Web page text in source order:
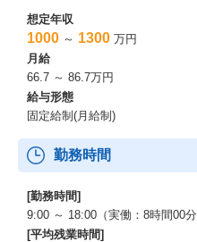
イオンネクストの挑戦を支える
イオンネクストの挑戦は、イオ
先端のテクノロジーによって支
これらが、私たちのオンライン
を明るく照らす力です。
ーーー圧倒的な顧客基盤と事業
2024年2月末現在、売上高9.5兆
誇るイオングループ。
この揺るぎない基盤が、私たち
す。
想定年収
1000 ～ 1300 万円
月給
66.7 ～ 86.7万円
給与形態
固定給制(月給制)
勤務時間
[勤務時間]
9:00 ～ 18:00（実働：8時間00
[平均残業時間]